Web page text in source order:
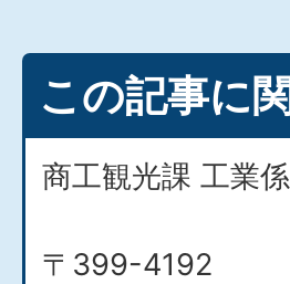
この記事に
商工観光課 工業係
〒399-4192